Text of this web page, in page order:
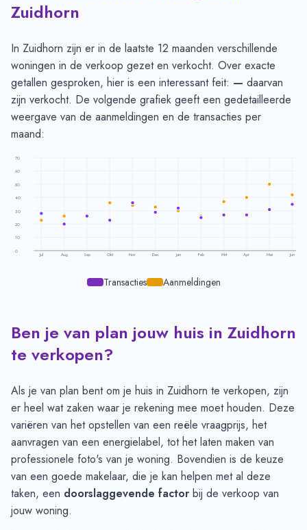
Zuidhorn
In Zuidhorn zijn er in de laatste 12 maanden verschillende
woningen in de verkoop gezet en verkocht. Over exacte
getallen gesproken, hier is een interessant feit: — daarvan
zijn verkocht. De volgende grafiek geeft een gedetailleerde
weergave van de aanmeldingen en de transacties per
maand:
70
60
50
40
30
20
10
0
Jul Aug Sep Okt Nov Dec Jan Feb Mrt Apr Mei Jun
Transacties Aanmeldingen
Transacties en aanmeldingen per maand - Zuidhorn
Maand
Transacties
Juli
28
Augustus
20
September
26
27
Oktober
23
34
December
29
33
Januari
32
30
Februari
25
26
Maart
Ben je van plan jouw huis in Zuidhorn
te verkopen?
Als je van plan bent om je huis in Zuidhorn te verkopen, zijn
er heel wat zaken waar je rekening mee moet houden. Deze
variëren van het opstellen van een reële vraagprijs, het
aanvragen van een energielabel, tot het laten maken van
professionele foto's van je woning. Bovendien is de keuze
van een goede makelaar, die je kan helpen met al deze
taken, een doorslaggevende factor bij de verkoop van
jouw woning.